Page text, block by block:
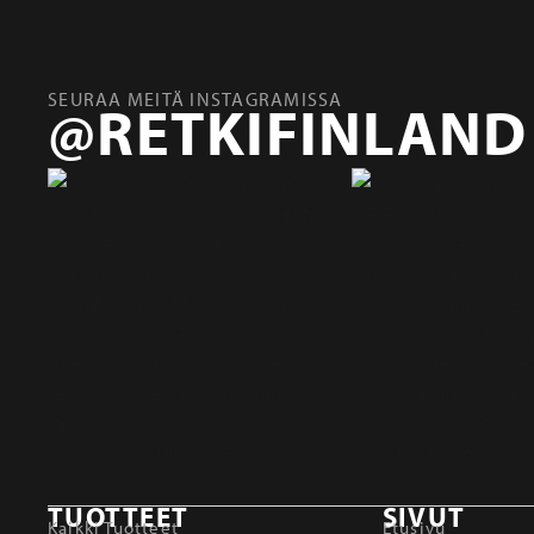
SEURAA MEITÄ INSTAGRAMISSA
@RETKIFINLAND
TUOTTEET
Kaikki Tuotteet
SIVUT
Etusivu